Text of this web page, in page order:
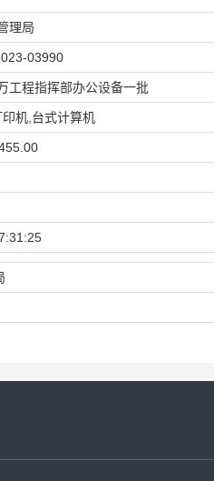
理局
03990
工程指挥部办公设备一批
机,台式计算机